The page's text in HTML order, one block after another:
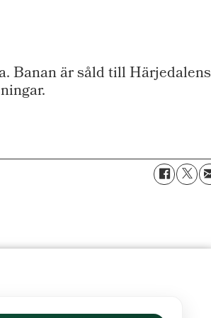
Banan är såld till Härjedalens